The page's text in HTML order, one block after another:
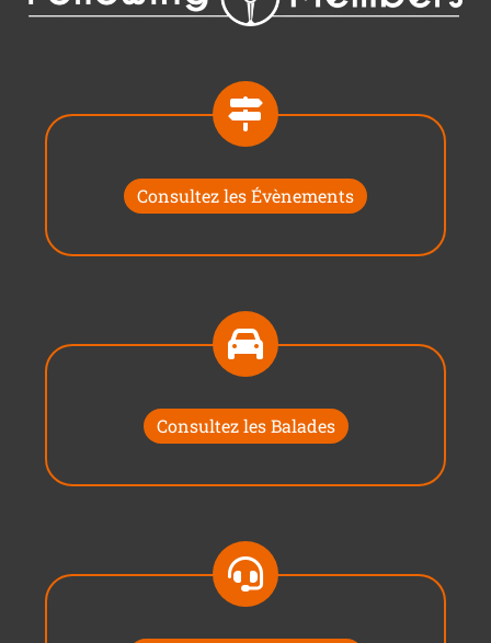
Consultez les Évènements
Consultez les Balades